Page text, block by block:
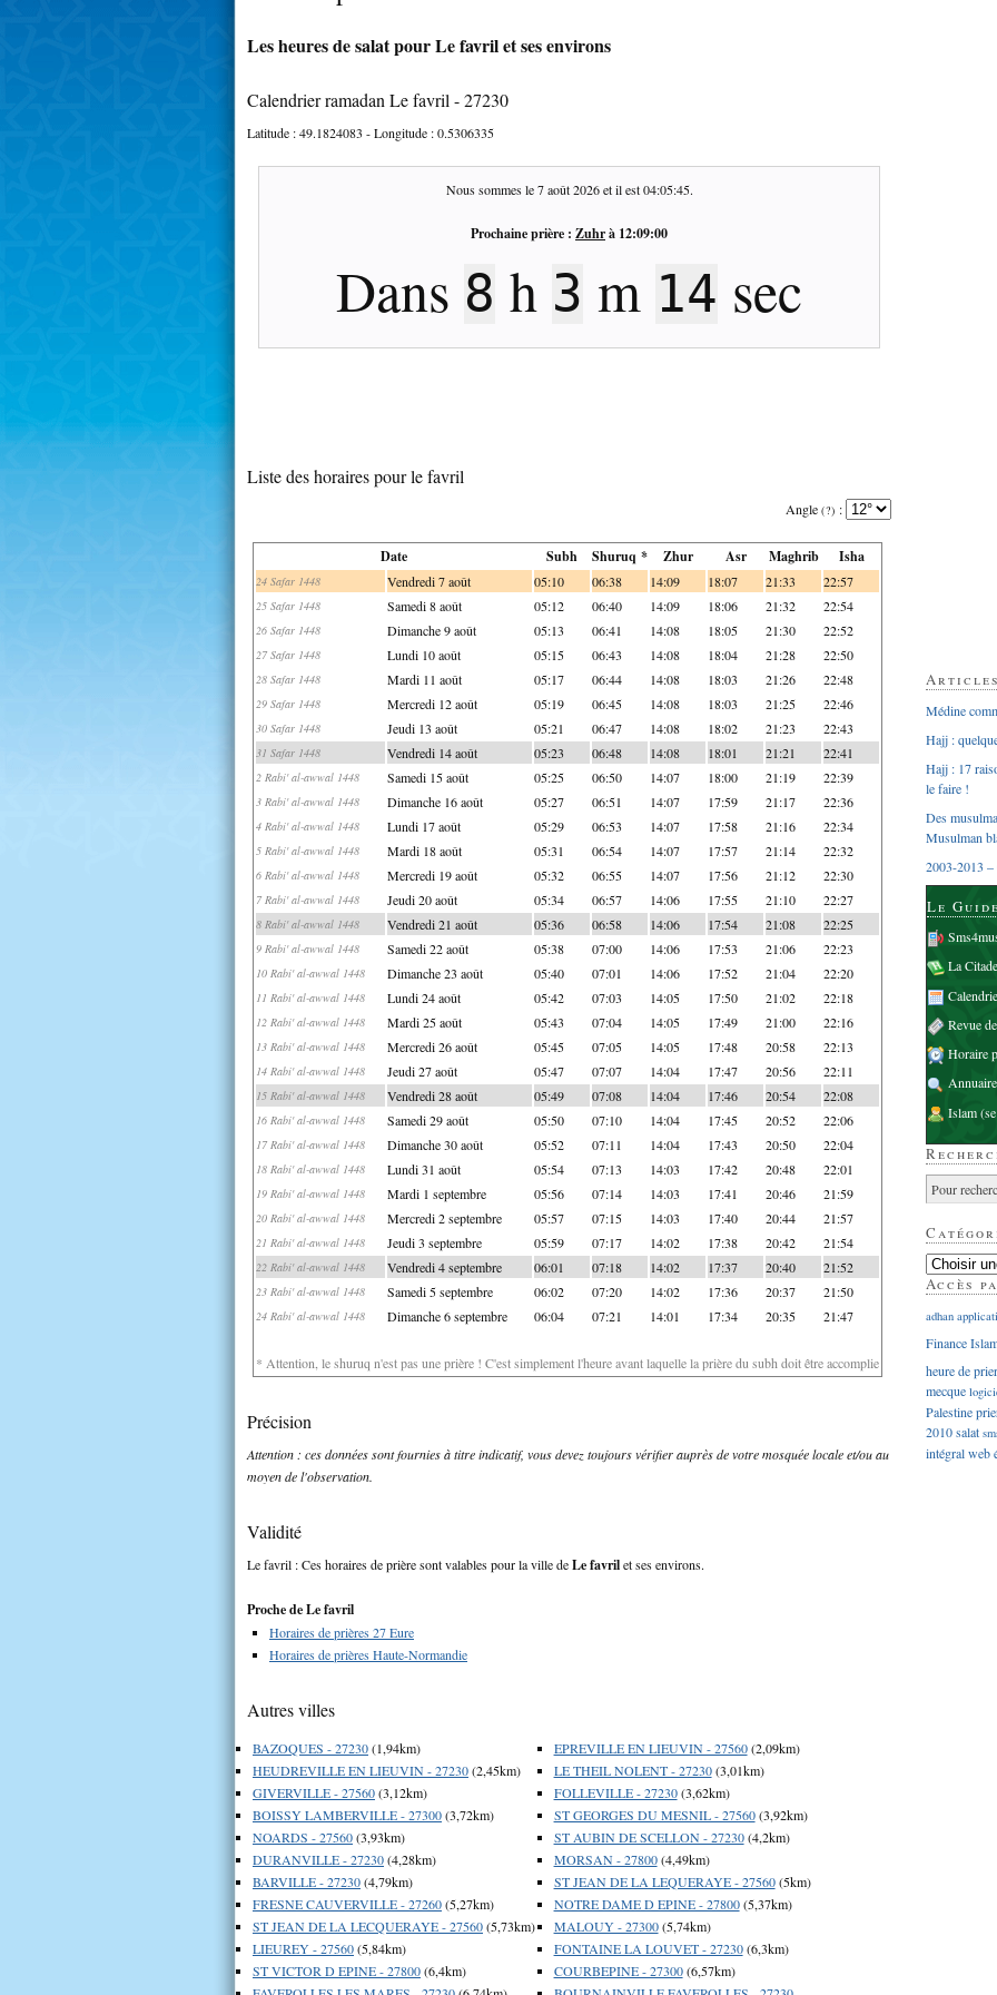
Les heures de salat pour Le favril et ses environs
Calendrier ramadan Le favril - 27230
Latitude :49.1824083 - Longitude :0.5306335
Nous sommes le7 août 2026et il est04:05:45.
Prochaine prière : Zuhrà 12:09:00
Dans 8 h 3 m 14 sec
Liste des horaires pour le favril
Angle (?) :
Date Subh Shuruq * Zhur Asr Maghrib Isha
24 Safar 1448 Vendredi 7 août 05:10 06:38 14:09 18:07 21:33 22:57
25 Safar 1448 Samedi 8 août 05:12 06:40 14:09 18:06 21:32 22:54
26 Safar 1448 Dimanche 9 août 05:13 06:41 14:08 18:05 21:30 22:52
27 Safar 1448 Lundi 10 août 05:15 06:43 14:08 18:04 21:28 22:50
28 Safar 1448 Mardi 11 août 05:17 06:44 14:08 18:03 21:26 22:48
29 Safar 1448 Mercredi 12 août 05:19 06:45 14:08 18:03 21:25 22:46
30 Safar 1448 Jeudi 13 août 05:21 06:47 14:08 18:02 21:23 22:43
31 Safar 1448 Vendredi 14 août 05:23 06:48 14:08 18:01 21:21 22:41
2 Rabi' al-awwal 1448 Samedi 15 août 05:25 06:50 14:07 18:00 21:19 22:39
3 Rabi' al-awwal 1448 Dimanche 16 août 05:27 06:51 14:07 17:59 21:17 22:36
4 Rabi' al-awwal 1448 Lundi 17 août 05:29 06:53 14:07 17:58 21:16 22:34
5 Rabi' al-awwal 1448 Mardi 18 août 05:31 06:54 14:07 17:57 21:14 22:32
6 Rabi' al-awwal 1448 Mercredi 19 août 05:32 06:55 14:07 17:56 21:12 22:30
7 Rabi' al-awwal 1448 Jeudi 20 août 05:34 06:57 14:06 17:55 21:10 22:27
8 Rabi' al-awwal 1448 Vendredi 21 août 05:36 06:58 14:06 17:54 21:08 22:25
9 Rabi' al-awwal 1448 Samedi 22 août 05:38 07:00 14:06 17:53 21:06 22:23
10 Rabi' al-awwal 1448 Dimanche 23 août 05:40 07:01 14:06 17:52 21:04 22:20
11 Rabi' al-awwal 1448 Lundi 24 août 05:42 07:03 14:05 17:50 21:02 22:18
12 Rabi' al-awwal 1448 Mardi 25 août 05:43 07:04 14:05 17:49 21:00 22:16
13 Rabi' al-awwal 1448 Mercredi 26 août 05:45 07:05 14:05 17:48 20:58 22:13
14 Rabi' al-awwal 1448 Jeudi 27 août 05:47 07:07 14:04 17:47 20:56 22:11
15 Rabi' al-awwal 1448 Vendredi 28 août 05:49 07:08 14:04 17:46 20:54 22:08
16 Rabi' al-awwal 1448 Samedi 29 août 05:50 07:10 14:04 17:45 20:52 22:06
17 Rabi' al-awwal 1448 Dimanche 30 août 05:52 07:11 14:04 17:43 20:50 22:04
18 Rabi' al-awwal 1448 Lundi 31 août 05:54 07:13 14:03 17:42 20:48 22:01
19 Rabi' al-awwal 1448 Mardi 1 septembre 05:56 07:14 14:03 17:41 20:46 21:59
20 Rabi' al-awwal 1448 Mercredi 2 septembre 05:57 07:15 14:03 17:40 20:44 21:57
21 Rabi' al-awwal 1448 Jeudi 3 septembre 05:59 07:17 14:02 17:38 20:42 21:54
22 Rabi' al-awwal 1448 Vendredi 4 septembre 06:01 07:18 14:02 17:37 20:40 21:52
23 Rabi' al-awwal 1448 Samedi 5 septembre 06:02 07:20 14:02 17:36 20:37 21:50
24 Rabi' al-awwal 1448 Dimanche 6 septembre 06:04 07:21 14:01 17:34 20:35 21:47
* Attention, le shuruq n'est pas une prière ! C'est simplement l'heure avant laquelle la prière du subh doit être accomplie
Précision
Attention : ces données sont fournies à titre indicatif, vous devez toujours vérifier auprès de votre mosquée locale et/ou au
moyen de l'observation.
Validité
Le favril : Ces horaires de prière sont valables pour la ville deLe favrilet ses environs.
Proche de Le favril
Horaires de prières 27 Eure
Horaires de prières Haute-Normandie
Autres villes
BAZOQUES - 27230(1,94km)
HEUDREVILLE EN LIEUVIN - 27230(2,45km)
GIVERVILLE - 27560(3,12km)
BOISSY LAMBERVILLE - 27300(3,72km)
NOARDS - 27560(3,93km)
DURANVILLE - 27230(4,28km)
BARVILLE - 27230(4,79km)
FRESNE CAUVERVILLE - 27260(5,27km)
ST JEAN DE LA LECQUERAYE - 27560(5,73km)
LIEUREY - 27560(5,84km)
ST VICTOR D EPINE - 27800(6,4km)
EPREVILLE EN LIEUVIN - 27560(2,09km)
LE THEIL NOLENT - 27230(3,01km)
FOLLEVILLE - 27230(3,62km)
ST GEORGES DU MESNIL - 27560(3,92km)
ST AUBIN DE SCELLON - 27230(4,2km)
MORSAN - 27800(4,49km)
ST JEAN DE LA LEQUERAYE - 27560(5km)
NOTRE DAME D EPINE - 27800(5,37km)
MALOUY - 27300(5,74km)
FONTAINE LA LOUVET - 27230(6,3km)
COURBEPINE - 27300(6,57km)
Médine
Hajj :
Hajj : 17
le faire !
Des
Musulman
2003-2013 –
Le
La
Revue
Horaire
Islam
Accès
adhan
Finance
heure de
mecque
Palestine
2010salat
intégralweb